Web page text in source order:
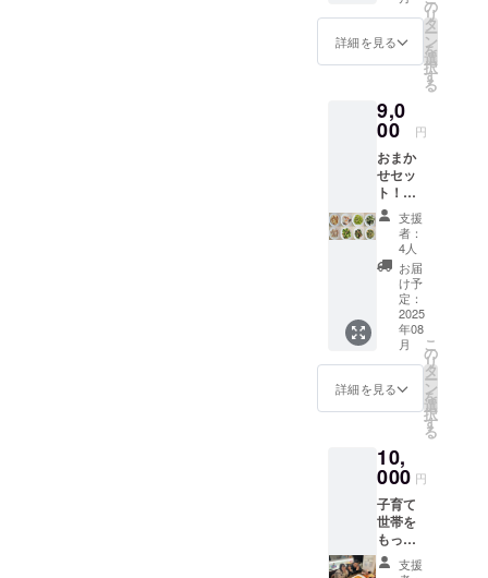
必ずお
届けの
リター
ルや注
意書き
をご確
認くだ
さい。
品A～H
まで各
2P】冷
凍食材
ス 詰め
合わ
せ 原
材料及
び添加
物等の
食品表
示はお
届け商
品のラ
ベルに
表記さ
れま
す。 商
品開封
前には
必ずお
付され
たラベ
ルや注
意書き
をご確
認くだ
さい。
詳細を見る
の
リ
タ
ー
ン
を
選
択
す
る
9,0
00 円
おまか
せセッ
ト！
【配送
２回ま
で分納
可】500
×16PC
【商
品A～H
まで各
2P】
or250ｇ
×32PC
【商
まで各
4P】冷
凍食材
ミック
ス 詰め
合わ
せ ※
支援
者：
4人
お届
け予
定：
2025
年08
月
詳細を見る
こ
の
リ
タ
ー
ン
を
選
択
す
る
10,
000 円
子育て
世帯を
もっと
支援し
たい！
支援